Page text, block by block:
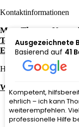
Kontaktinformationen
Mag. Thomas
Tel.: +43 650 /
E-Mail:
Häufige Fragen zu:
Website kaufen in
Ausgezeichnete
Basierend auf 41
Super schnelle
kann ich jeden
drum herum auf